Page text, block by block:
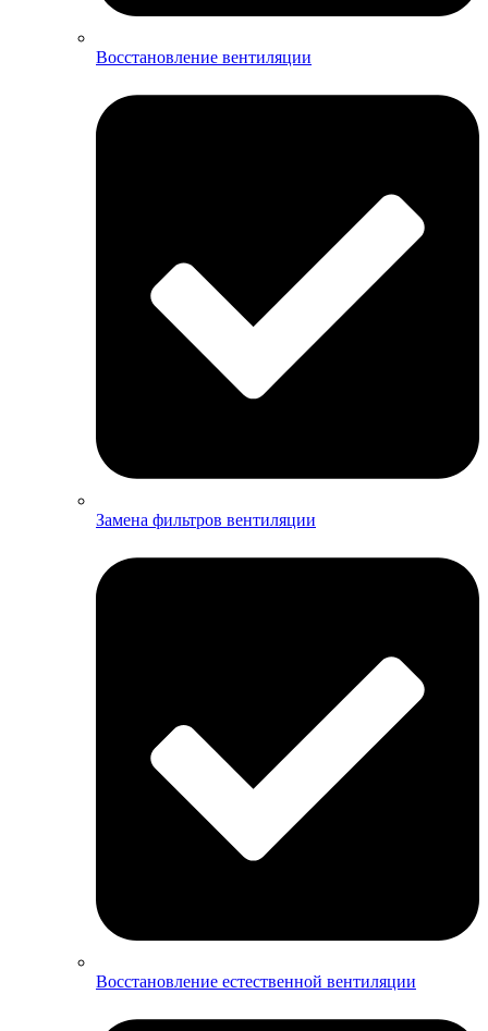
Восстановление вентиляции
Замена фильтров вентиляции
Восстановление естественной вентиляции